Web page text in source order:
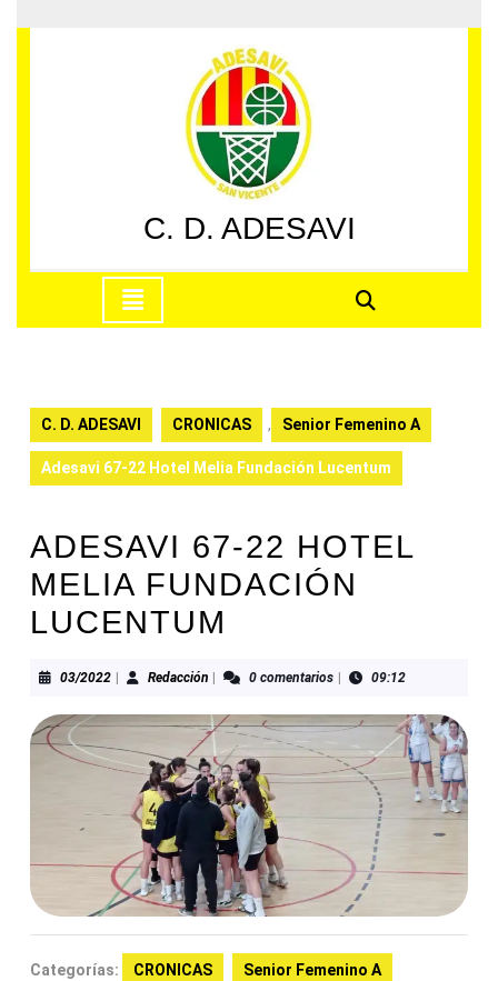
al
C. D. ADESAVI
apertura
C. D. ADESAVI CRONICAS , Senior Femenino A
Adesavi 67-22 Hotel Melia Fundación Lucentum
ADESAVI 67-22 HOTEL
MELIA FUNDACIÓN
LUCENTUM
03/202203/2022RedacciónRedacción0 comentarios 09:12
Categorías: CRONICAS Senior Femenino A